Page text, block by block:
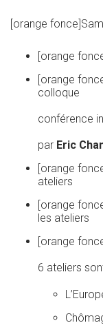
[orange
[orange
[orange
colloque
conférence
par Eric
[orange
ateliers
[orange
les ateliers
[orange
6 ateliers